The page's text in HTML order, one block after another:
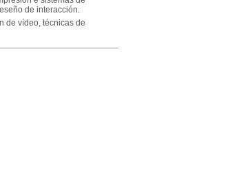
de interacción.
de vídeo, técnicas de